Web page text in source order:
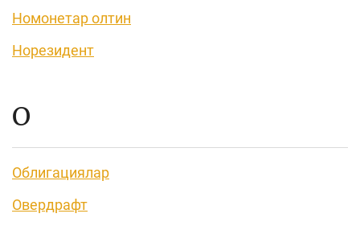
Номонетар олтин
Норезидент
О
Облигациялар
Овердрафт